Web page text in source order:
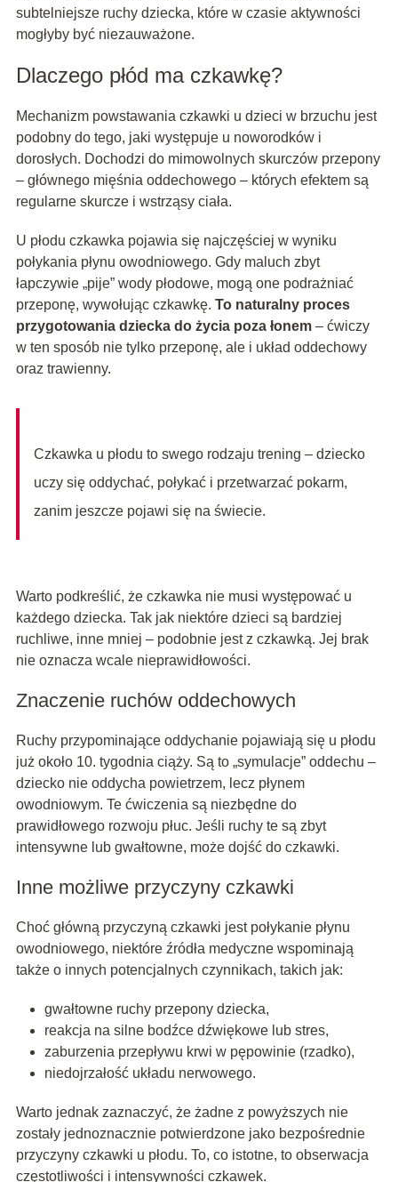
subtelniejsze ruchy dziecka, które w czasie aktywności
mogłyby być niezauważone.
Dlaczego płód ma czkawkę?
Mechanizm powstawania czkawki u dzieci w brzuchu jest
podobny do tego, jaki występuje u noworodków i
dorosłych. Dochodzi do mimowolnych skurczów przepony
– głównego mięśnia oddechowego – których efektem są
regularne skurcze i wstrząsy ciała.
U płodu czkawka pojawia się najczęściej w wyniku
połykania płynu owodniowego. Gdy maluch zbyt
łapczywie „pije” wody płodowe, mogą one podrażniać
przeponę, wywołując czkawkę. To naturalny proces
przygotowania dziecka do życia poza łonem– ćwiczy
w ten sposób nie tylko przeponę, ale i układ oddechowy
oraz trawienny.
Czkawka u płodu to swego rodzaju trening – dziecko
uczy się oddychać, połykać i przetwarzać pokarm,
zanim jeszcze pojawi się na świecie.
Warto podkreślić, że czkawka nie musi występować u
każdego dziecka. Tak jak niektóre dzieci są bardziej
ruchliwe, inne mniej – podobnie jest z czkawką. Jej brak
nie oznacza wcale nieprawidłowości.
Znaczenie ruchów oddechowych
Ruchy przypominające oddychanie pojawiają się u płodu
już około 10. tygodnia ciąży. Są to „symulacje” oddechu –
dziecko nie oddycha powietrzem, lecz płynem
owodniowym. Te ćwiczenia są niezbędne do
prawidłowego rozwoju płuc. Jeśli ruchy te są zbyt
intensywne lub gwałtowne, może dojść do czkawki.
Inne możliwe przyczyny czkawki
Choć główną przyczyną czkawki jest połykanie płynu
owodniowego, niektóre źródła medyczne wspominają
także o innych potencjalnych czynnikach, takich jak:
gwałtowne ruchy przepony dziecka,
reakcja na silne bodźce dźwiękowe lub stres,
zaburzenia przepływu krwi w pępowinie (rzadko),
niedojrzałość układu nerwowego.
Warto jednak zaznaczyć, że żadne z powyższych nie
zostały jednoznacznie potwierdzone jako bezpośrednie
przyczyny czkawki u płodu. To, co istotne, to obserwacja
częstotliwości i intensywności czkawek.